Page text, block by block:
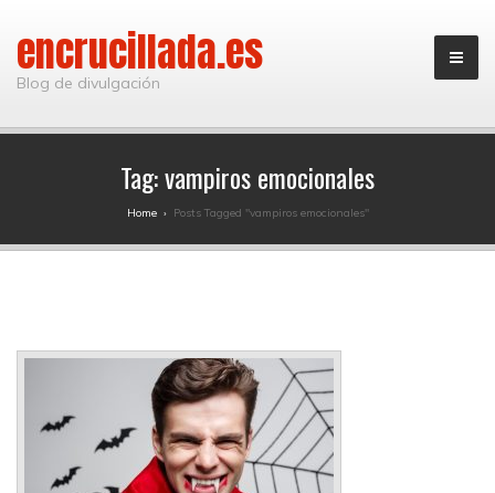
encrucillada.es
Blog de divulgación
Tag:vampiros emocionales
Home› Posts Tagged "vampiros emocionales"